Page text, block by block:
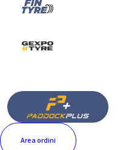
Area ordini
Quando si parla di
automobilisti pensano
sistemi ADAS. Eppure